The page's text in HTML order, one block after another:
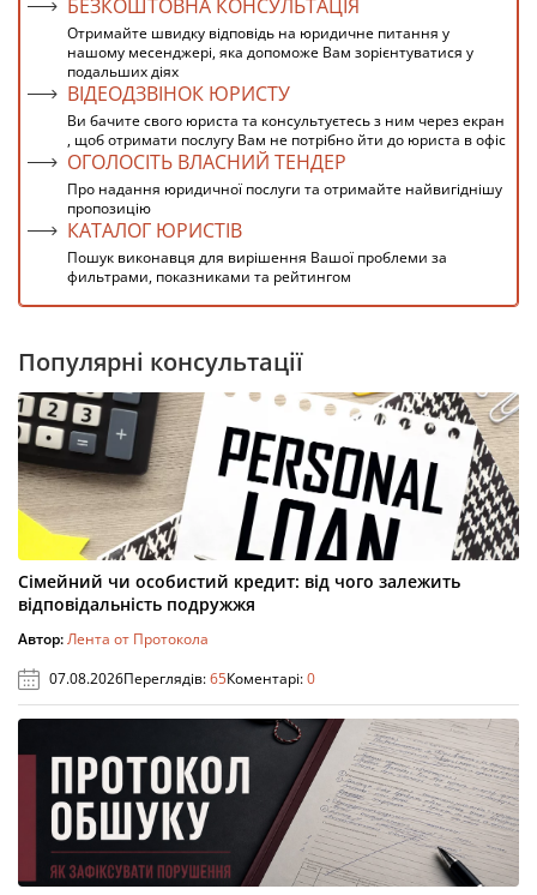
БЕЗКОШТОВНА КОНСУЛЬТАЦІЯ
Отримайте швидку відповідь на юридичне питання у
нашому месенджері, яка допоможе Вам зорієнтуватися у
подальших діях
ВІДЕОДЗВІНОК ЮРИСТУ
Ви бачите свого юриста та консультуєтесь з ним через екран
, щоб отримати послугу Вам не потрібно йти до юриста в офіс
ОГОЛОСІТЬ ВЛАСНИЙ ТЕНДЕР
Про надання юридичної послуги та отримайте найвигіднішу
пропозицію
КАТАЛОГ ЮРИСТІВ
Пошук виконавця для вирішення Вашої проблеми за
фильтрами, показниками та рейтингом
Популярні консультації
Сімейний чи особистий кредит: від чого залежить
відповідальність подружжя
Автор:Лента от Протокола
07.08.2026Переглядів:65Коментарі:0